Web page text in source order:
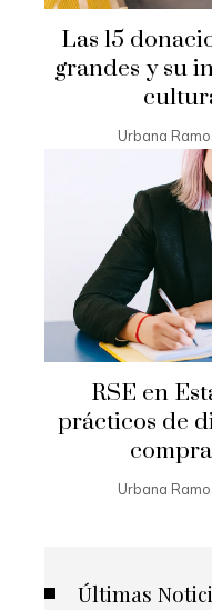
Las 15
grandes y su
Urbana
RSE en
prácticos de
Urbana
Últimas